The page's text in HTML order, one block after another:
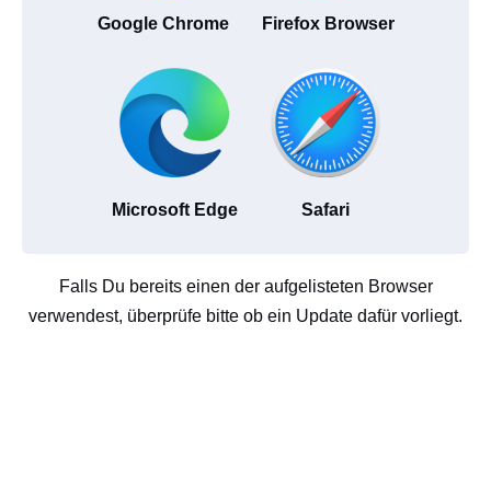
Google Chrome Firefox Browser
Microsoft Edge Safari
Falls Du bereits einen der aufgelisteten Browser
verwendest, überprüfe bitte ob ein Update dafür vorliegt.